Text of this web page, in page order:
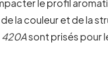
le profil
la couleur et de la
420Asont prisés pour